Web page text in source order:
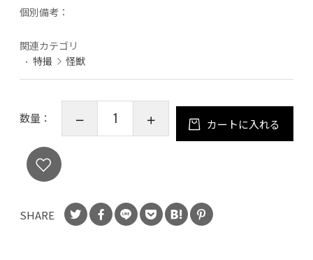
個別備考：
関連カテゴリ
特撮
怪獣
数量： カートに入れる
SHARE